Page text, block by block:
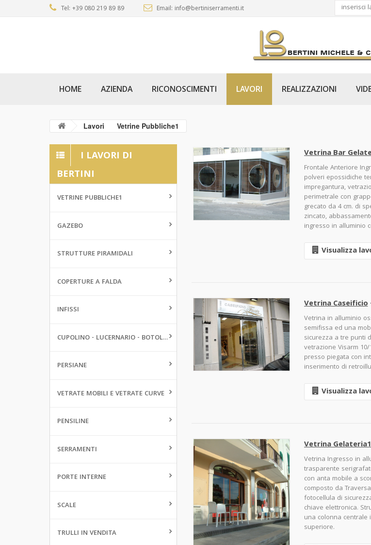
Tel: +39 080 219 89 89 Email: info@bertiniserramenti.it
HOME AZIENDA RICONOSCIMENTI LAVORI REALIZZAZIONI
Lavori Vetrine Pubbliche1
I LAVORI DI
BERTINI
VETRINE PUBBLICHE1
GAZEBO
STRUTTURE PIRAMIDALI
COPERTURE A FALDA
INFISSI
CUPOLINO - LUCERNARIO - BOTOLE DA PAVIMENTO
PERSIANE
VETRATE MOBILI E VETRATE CURVE
PENSILINE
SERRAMENTI
PORTE INTERNE
SCALE
TRULLI IN VENDITA
Vetrina Bar
Frontale Anteriore
polveri epossidiche
impregantura,
perimetrale con
grecato da 4 cm. di
zincato,
ingresso in alluminio
Visualizza
Vetrina Caseificio
Vetrina in alluminio
semifissa ed una
sicurezza a tre punti
vetrazione Visarm
presso piegata con
inserimento di
Visualizza
Vetrina Gelateria1
Vetrina Ingresso in
trasparente
con anta mobile a
composto da
fotocellula di
chiave elettronica.
una colonna centrale
superiore.